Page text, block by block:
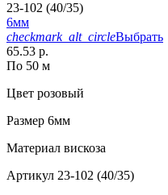
23-102 (40/35)
6мм
checkmark_alt_circleВыбрать
65.53 р.
По 50 м
Цвет розовый
Размер 6мм
Материал вискоза
Артикул 23-102 (40/35)